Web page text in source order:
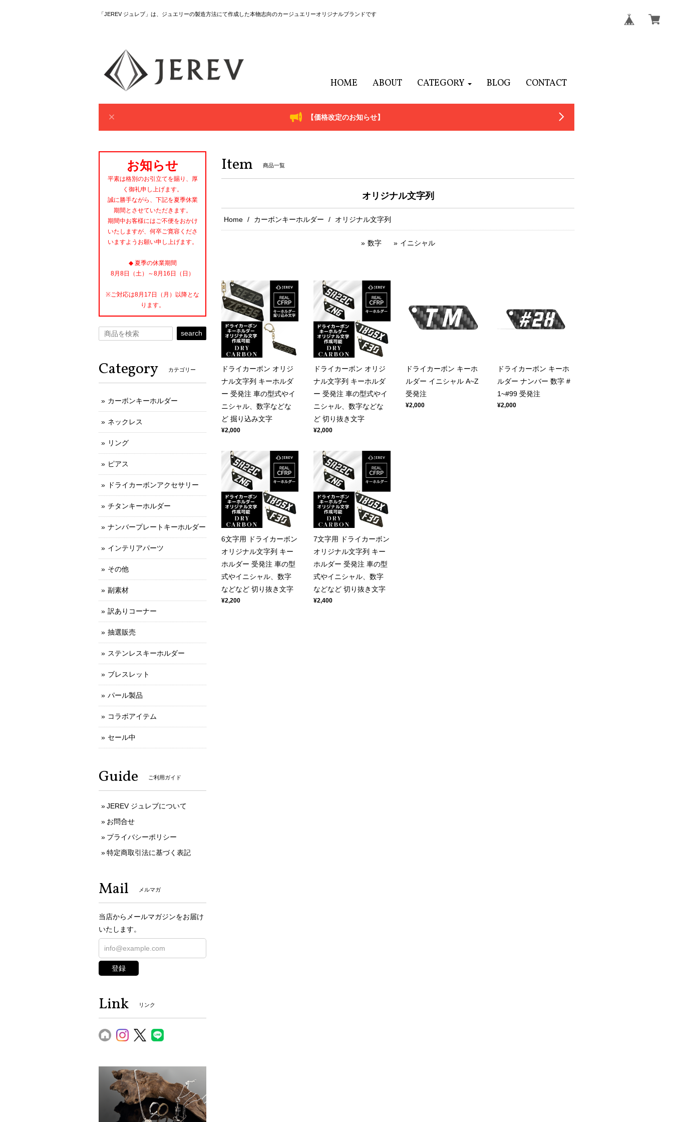
「JEREV ジュレブ」は、ジュエリーの製造方法にて作成した本物志向のカージュエリーオリジナルブランドです
HOME ABOUT CATEGORY BLOG CONTACT
【価格改定のお知らせ】
Item 商品一覧
オリジナル文字列
Home カーボンキーホルダー オリジナル文字列
数字 イニシャル
ドライカーボン オリジ
ナル文字列 キーホルダ
ー 受発注 車の型式やイ
ニシャル、数字などな
ど 掘り込み文字
¥2,000
ドライカーボン オリジ
ナル文字列 キーホルダ
ー 受発注 車の型式やイ
ニシャル、数字などな
ど 切り抜き文字
¥2,000
ドライカーボン キーホ
ルダー イニシャル A~Z
受発注
¥2,000
ドライカーボン キーホ
ルダー ナンバー 数字 #
1~#99 受発注
¥2,000
6文字用 ドライカーボン
オリジナル文字列 キー
ホルダー 受発注 車の型
式やイニシャル、数字
などなど 切り抜き文字
¥2,200
7文字用 ドライカーボン
オリジナル文字列 キー
ホルダー 受発注 車の型
式やイニシャル、数字
などなど 切り抜き文字
¥2,400
お知らせ
平素は格別のお引立てを賜り、厚
く御礼申し上げます。
誠に勝手ながら、下記を夏季休業
期間とさせていただきます。
期間中お客様にはご不便をおかけ
いたしますが、何卒ご寛容くださ
いますようお願い申し上げます。
◆ 夏季の休業期間
8月8日（土）～8月16日（日）
※ご対応は8月17日（月）以降とな
ります。
search
Category カテゴリー
カーボンキーホルダー
ネックレス
リング
ピアス
ドライカーボンアクセサリー
チタンキーホルダー
ナンバープレートキーホルダー
インテリアパーツ
その他
副素材
訳ありコーナー
抽選販売
ステンレスキーホルダー
ブレスレット
パール製品
コラボアイテム
セール中
Guide ご利用ガイド
JEREV ジュレブについて
お問合せ
プライバシーポリシー
特定商取引法に基づく表記
Mail メルマガ
当店からメールマガジンをお届け
いたします。
登録
Link リンク